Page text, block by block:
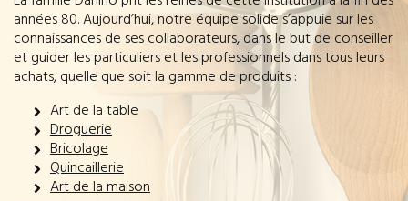
années 80. Aujourd’hui, notre équipe solide s’appuie sur les
connaissances de ses collaborateurs, dans le but de conseiller
et guider les particuliers et les professionnels dans tous leurs
achats, quelle que soit la gamme de produits :
Art de la table
Droguerie
Bricolage
Quincaillerie
Art de la maison